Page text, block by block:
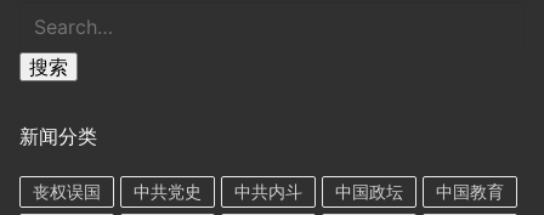
搜索
新闻分类
丧权误国 中共党史 中共内斗 中国政坛
中国教育